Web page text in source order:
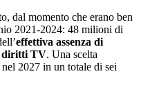
dal momento che erano ben
2021-2024: 48 milioni di
effettiva assenza di
diritti TV. Una scelta
2027 in un totale di sei